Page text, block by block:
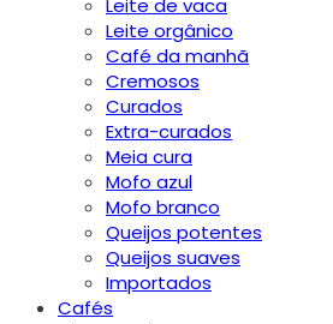
Leite orgânico
Café da manhã
Cremosos
Curados
Extra-curados
Meia cura
Mofo azul
Mofo branco
Queijos potentes
Queijos suaves
Importados
Cafés